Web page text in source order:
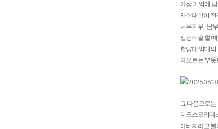
가장 기억에
약학대학이
서부지부 남
입장식을 할
한양대 약대의
차오르는 뿌
그 다음으로
디오스코리데
아버지라고